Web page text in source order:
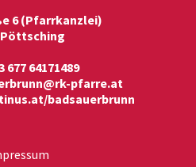
6 (Pfarrkanzlei)
Pöttsching
677 64171489
pfarre.at
badsauerbrunn